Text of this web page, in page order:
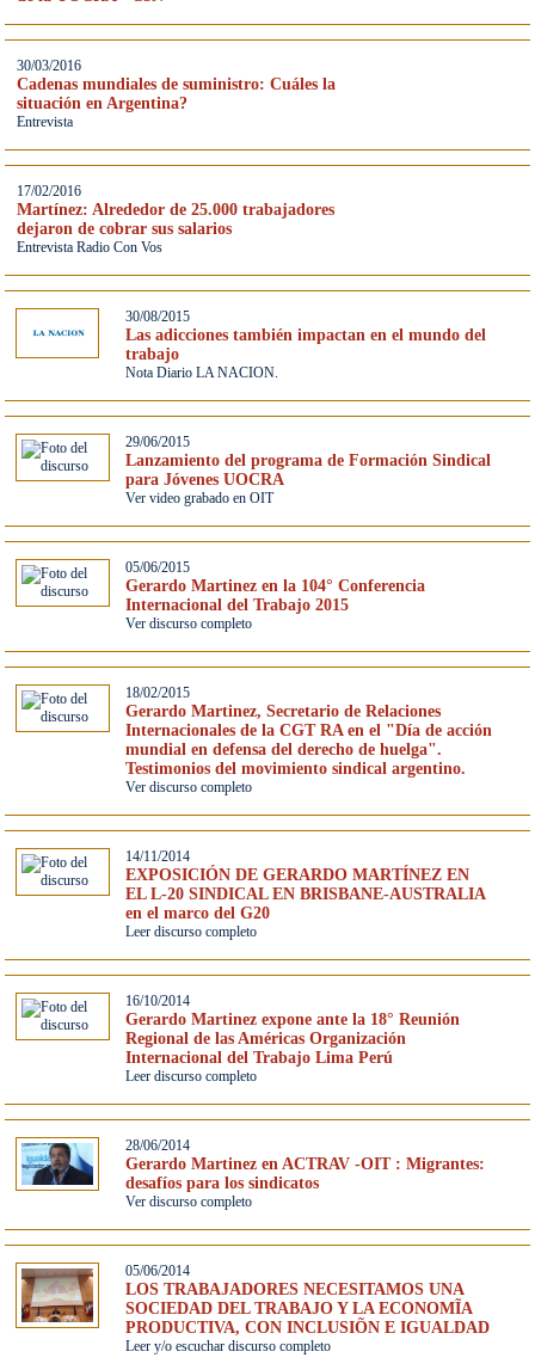
30/03/2016
Cadenas mundiales de suministro: Cuáles la
situación en Argentina?
Entrevista
17/02/2016
Martínez: Alrededor de 25.000 trabajadores
dejaron de cobrar sus salarios
Entrevista Radio Con Vos
30/08/2015
Las adicciones también impactan en el mundo del
trabajo
Nota Diario LA NACION.
29/06/2015
Lanzamiento del programa de Formación Sindical
para Jóvenes UOCRA
Ver video grabado en OIT
05/06/2015
Gerardo Martinez en la 104° Conferencia
Internacional del Trabajo 2015
Ver discurso completo
18/02/2015
Gerardo Martinez, Secretario de Relaciones
Internacionales de la CGT RA en el "Día de acción
mundial en defensa del derecho de huelga".
Testimonios del movimiento sindical argentino.
Ver discurso completo
14/11/2014
EXPOSICIÓN DE GERARDO MARTÍNEZ EN
EL L-20 SINDICAL EN BRISBANE-AUSTRALIA
en el marco del G20
Leer discurso completo
16/10/2014
Gerardo Martinez expone ante la 18° Reunión
Regional de las Américas Organización
Internacional del Trabajo Lima Perú
Leer discurso completo
28/06/2014
Gerardo Martinez en ACTRAV -OIT : Migrantes:
desafíos para los sindicatos
Ver discurso completo
05/06/2014
LOS TRABAJADORES NECESITAMOS UNA
SOCIEDAD DEL TRABAJO Y LA ECONOMĨA
PRODUCTIVA, CON INCLUSIÕN E IGUALDAD
Leer y/o escuchar discurso completo